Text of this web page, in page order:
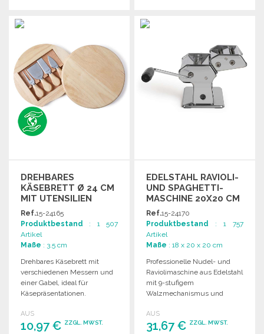
DREHBARES
KÄSEBRETT Ø 24 CM
MIT UTENSILIEN
Ref.15-24165
Produktbestand : 1 507
Artikel
Maße : 3.5 cm
Drehbares Käsebrett mit
verschiedenen Messern und
einer Gabel, ideal für
Käsepräsentationen.
3,5 cm.
AUS
10,97 € ZZGL. MWST.
EDELSTAHL RAVIOLI-
UND SPAGHETTI-
MASCHINE 20X20 CM
ZU
GROSSHANDELSPREISEN
Ref.15-24170
Produktbestand : 1 757
Artikel
Maße : 18 x 20 x 20 cm
Professionelle Nudel- und
Raviolimaschine aus Edelstahl
mit 9-stufigem
Walzmechanismus und
Handhabung und Reinigung.
AUS
31,67 € ZZGL. MWST.